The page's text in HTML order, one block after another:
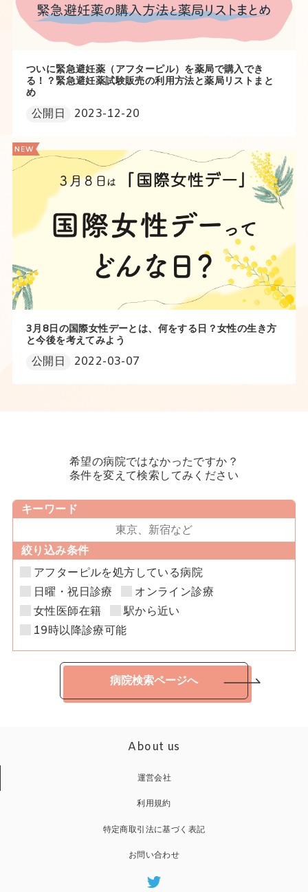
ついに緊急避妊薬（アフターピル）を薬局で購入でき
る！？緊急避妊薬試験販売の利用方法と薬局リストまと
め
公開日 2023-12-20
3月8日の国際女性デーとは、何をする日？女性の生き方
と今後を考えてみよう
公開日 2022-03-07
希望の病院ではなかったですか？
条件を変えて検索してみください
キーワード
絞り込み条件
アフターピルを処方している病院
日曜・祝日診療
オンライン診療
女性医師在籍
駅から近い
19時以降診療可能
病院検索ページへ
About us
運営会社
利用規約
特定商取引法に基づく表記
お問い合わせ